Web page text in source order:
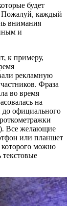
будет
Пожалуй, каждый
внимания
и
к примеру,
рекламную
Фраза
во время
на
официального
Все желающие
или планшет
можно